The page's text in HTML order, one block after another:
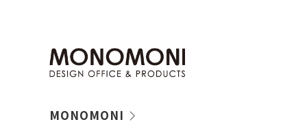
MONOMONI